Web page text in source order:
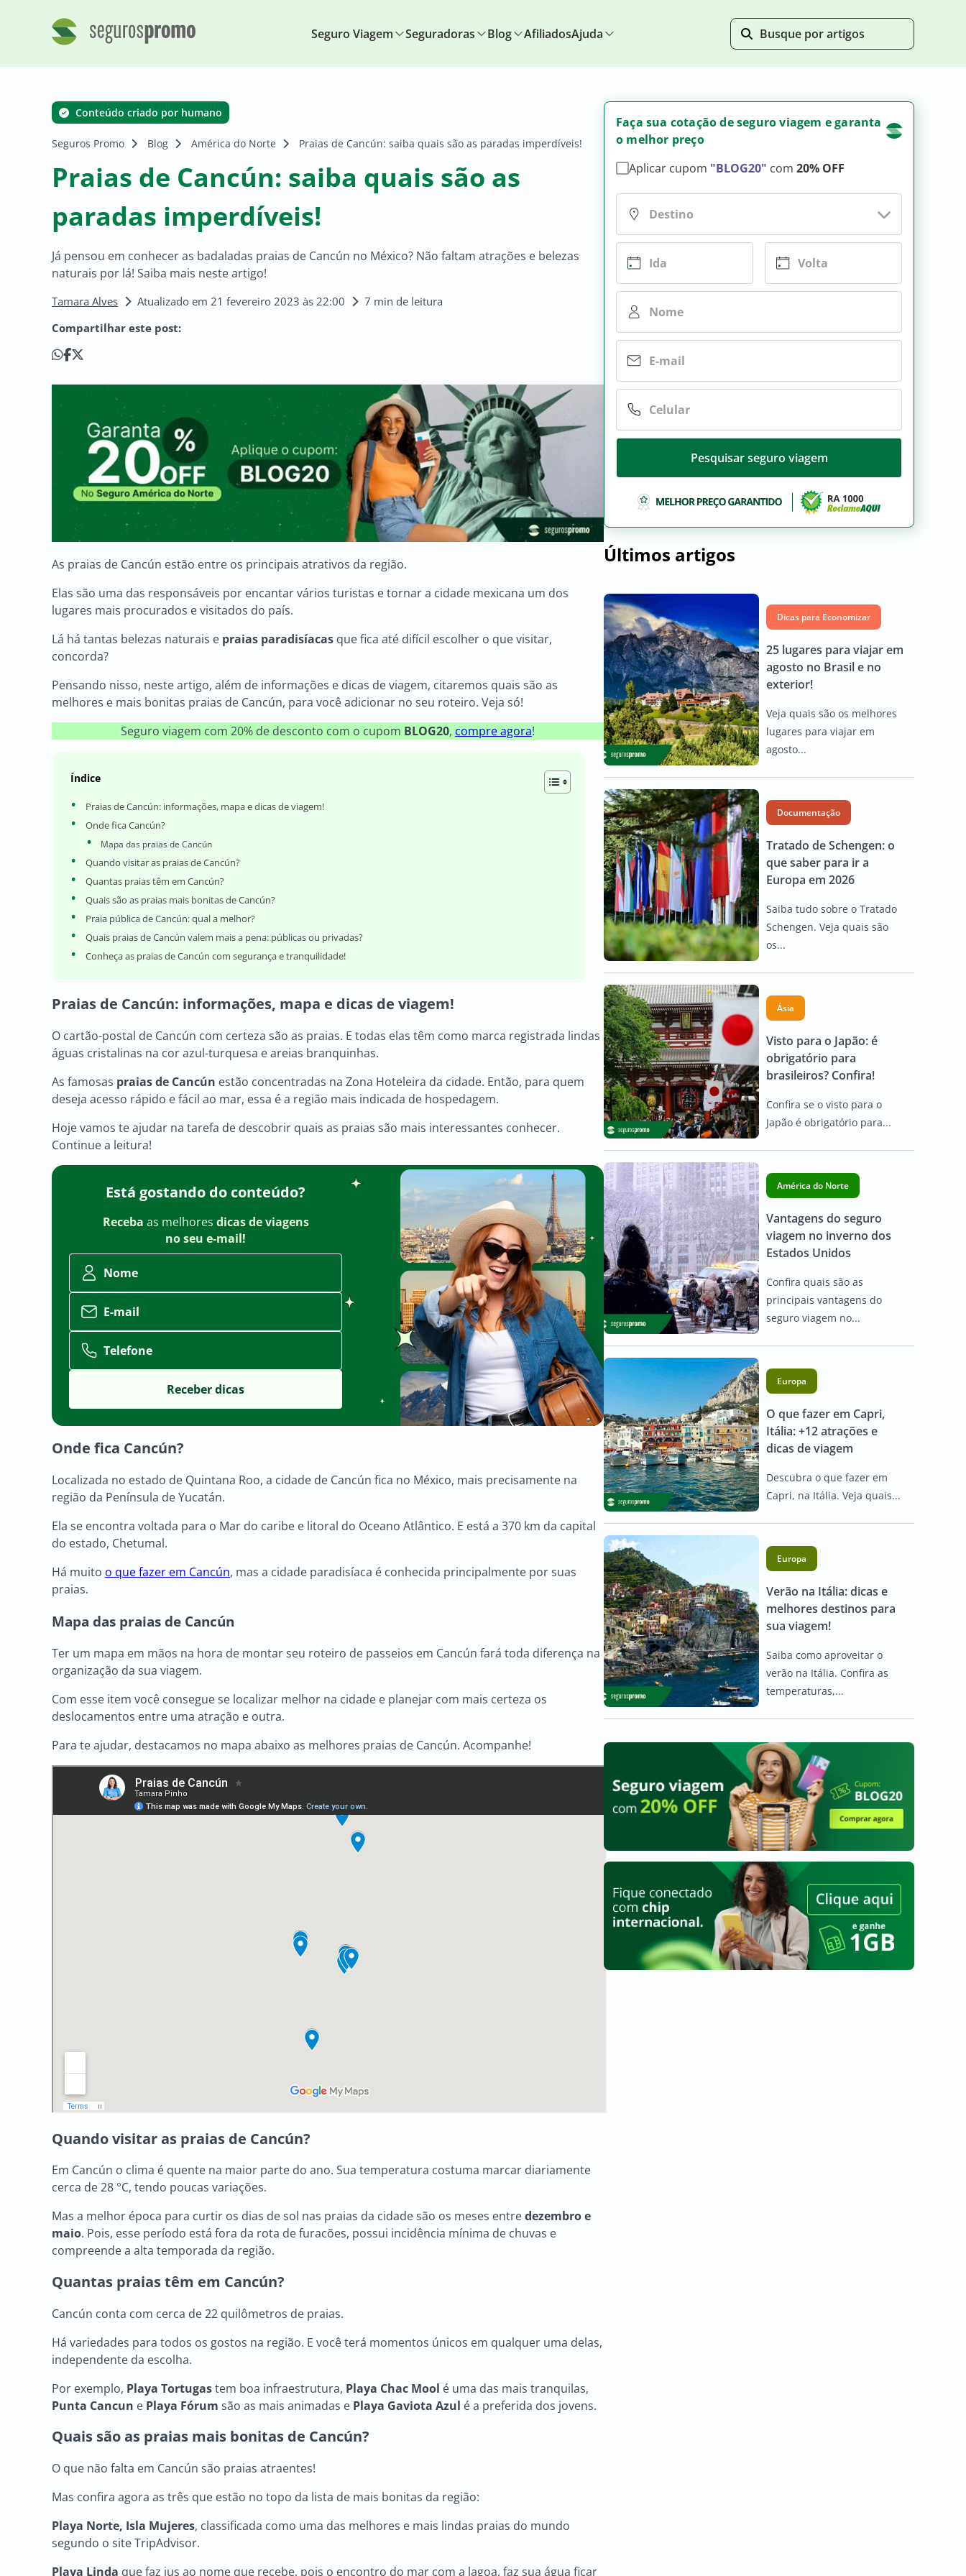
Seguro Viagem Seguradoras Blog AfiliadosAjuda
Conteúdo criado por humano
Seguros Promo Blog América do Norte Praias de Cancún: saiba quais são as paradas imperdíveis!
Praias de Cancún: saiba quais são as
paradas imperdíveis!
Já pensou em conhecer as badaladas praias de Cancún no México? Não faltam atrações e belezas
naturais por lá! Saiba mais neste artigo!
Tamara Alves Atualizado em 21 fevereiro 2023 às 22:00
7 min de leitura
Compartilhar este post:
As praias de Cancún estão entre os principais atrativos da região.
Elas são uma das responsáveis por encantar vários turistas e tornar a cidade mexicana um dos
lugares mais procurados e visitados do país.
Lá há tantas belezas naturais e praias paradisíacas que fica até difícil escolher o que visitar,
concorda?
Pensando nisso, neste artigo, além de informações e dicas de viagem, citaremos quais são as
melhores e mais bonitas praias de Cancún, para você adicionar no seu roteiro. Veja só!
Seguro viagem com 20% de desconto com o cupom BLOG20, compre agora!
Índice
Praias de Cancún: informações, mapa e dicas de viagem!
Onde fica Cancún?
Mapa das praias de Cancún
Quando visitar as praias de Cancún?
Quantas praias têm em Cancún?
Quais são as praias mais bonitas de Cancún?
Praia pública de Cancún: qual a melhor?
Quais praias de Cancún valem mais a pena: públicas ou privadas?
Conheça as praias de Cancún com segurança e tranquilidade!
Praias de Cancún: informações, mapa e dicas de viagem!
O cartão-postal de Cancún com certeza são as praias. E todas elas têm como marca registrada lindas
águas cristalinas na cor azul-turquesa e areias branquinhas.
As famosas praias de Cancún estão concentradas na Zona Hoteleira da cidade. Então, para quem
deseja acesso rápido e fácil ao mar, essa é a região mais indicada de hospedagem.
Hoje vamos te ajudar na tarefa de descobrir quais as praias são mais interessantes conhecer.
Continue a leitura!
Está gostando do conteúdo?
Receba as melhores dicas de viagens
no seu e-mail!
Nome
E-mail
Telefone
Onde fica Cancún?
Localizada no estado de Quintana Roo, a cidade de Cancún fica no México, mais precisamente na
região da Península de Yucatán.
Ela se encontra voltada para o Mar do caribe e litoral do Oceano Atlântico. E está a 370 km da capital
do estado, Chetumal.
Há muito o que fazer em Cancún, mas a cidade paradisíaca é conhecida principalmente por suas
praias.
Mapa das praias de Cancún
Ter um mapa em mãos na hora de montar seu roteiro de passeios em Cancún fará toda diferença na
organização da sua viagem.
Com esse item você consegue se localizar melhor na cidade e planejar com mais certeza os
deslocamentos entre uma atração e outra.
Para te ajudar, destacamos no mapa abaixo as melhores praias de Cancún. Acompanhe!
Quando visitar as praias de Cancún?
Em Cancún o clima é quente na maior parte do ano. Sua temperatura costuma marcar diariamente
cerca de 28 °C, tendo poucas variações.
Mas a melhor época para curtir os dias de sol nas praias da cidade são os meses entredezembro e
maio. Pois, esse período está fora da rota de furacões, possui incidência mínima de chuvas e
compreende a alta temporada da região.
Quantas praias têm em Cancún?
Cancún conta com cerca de 22 quilômetros de praias.
Há variedades para todos os gostos na região. E você terá momentos únicos em qualquer uma delas,
independente da escolha.
Por exemplo, Playa Tortugastem boa infraestrutura, Playa Chac Mool é uma das mais tranquilas,
Punta Cancun e Playa Fórum são as mais animadas e Playa Gaviota Azul é a preferida dos jovens.
Quais são as praias mais bonitas de Cancún?
O que não falta em Cancún são praias atraentes!
Mas confira agora as três que estão no topo da lista de mais bonitas da região:
Playa Norte, Isla Mujeres, classificada como uma das melhores e mais lindas praias do mundo
segundo o site TripAdvisor.
Playa Linda que faz jus ao nome que recebe, pois o encontro do mar com a lagoa, faz sua água ficar
Faça sua cotação de seguro viagem e garanta
o melhor preço
Aplicar cupom "BLOG20" com 20% OFF
Pesquisar seguro viagem
Últimos artigos
Dicas para Economizar
25 lugares para viajar em
agosto no Brasil e no
exterior!
Veja quais são os melhores
lugares para viajar em
agosto...
Documentação
Tratado de Schengen: o
que saber para ir a
Europa em 2026
Saiba tudo sobre o Tratado
Schengen. Veja quais são
os...
Ásia
Visto para o Japão: é
obrigatório para
brasileiros? Confira!
Confira se o visto para o
Japão é obrigatório para...
América do Norte
Vantagens do seguro
viagem no inverno dos
Estados Unidos
Confira quais são as
principais vantagens do
seguro viagem no...
Europa
O que fazer em Capri,
Itália: +12 atrações e
dicas de viagem
Descubra o que fazer em
Capri, na Itália. Veja quais...
Europa
Verão na Itália: dicas e
melhores destinos para
sua viagem!
Saiba como aproveitar o
verão na Itália. Confira as
temperaturas,...